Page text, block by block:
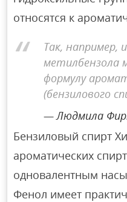
относятся к
Так, например,
метилбензола
формулу
(бензилового
Людмила
Бензиловый спирт
ароматических
одновалентным
Фенол имеет